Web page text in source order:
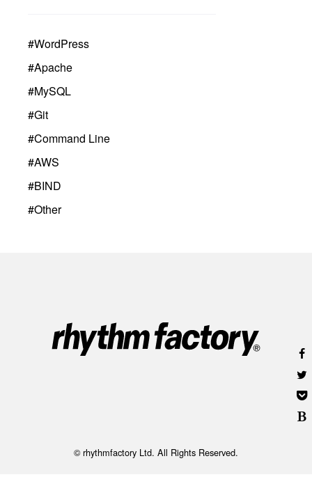
#WordPress
#Apache
#MySQL
#Git
#Command Line
#AWS
#BIND
#Other
© rhythmfactory Ltd. All Rights Reserved.